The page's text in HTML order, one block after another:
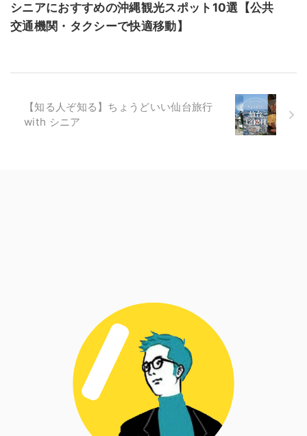
シニアにおすすめの沖縄観光スポット10選【公共
交通機関・タクシーで快適移動】
【知る人ぞ知る】ちょうどいい仙台旅行
with シニア